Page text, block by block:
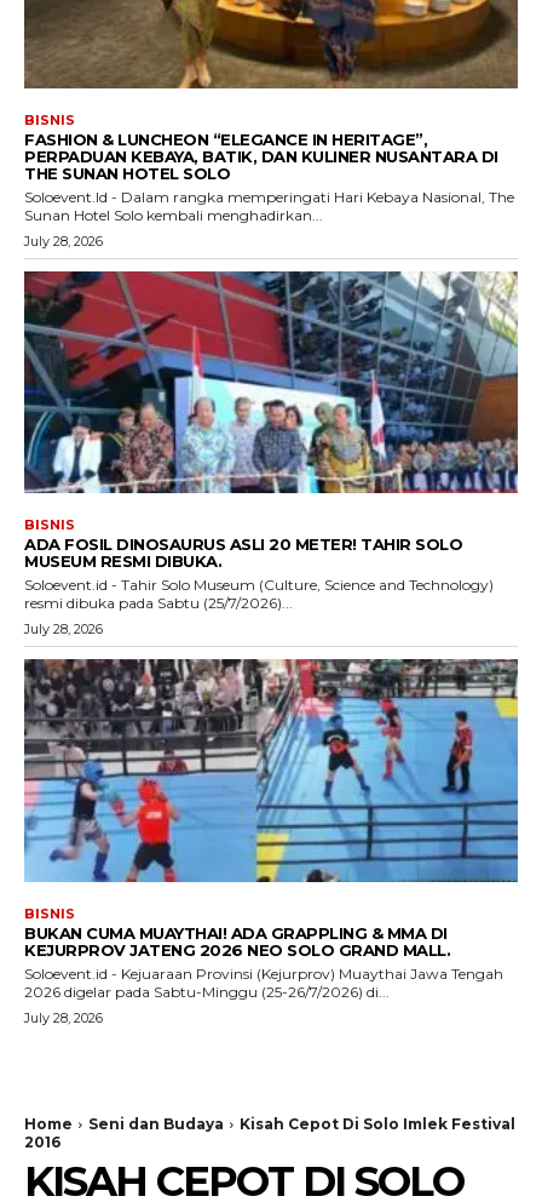
BISNIS
FASHION & LUNCHEON “ELEGANCE IN HERITAGE”,
PERPADUAN KEBAYA, BATIK, DAN KULINER NUSANTARA DI
THE SUNAN HOTEL SOLO
Soloevent.Id - Dalam rangka memperingati Hari Kebaya Nasional, The
Sunan Hotel Solo kembali menghadirkan...
July 28, 2026
BISNIS
ADA FOSIL DINOSAURUS ASLI 20 METER! TAHIR SOLO
MUSEUM RESMI DIBUKA.
Soloevent.id - Tahir Solo Museum (Culture, Science and Technology)
resmi dibuka pada Sabtu (25/7/2026)...
July 28, 2026
BISNIS
BUKAN CUMA MUAYTHAI! ADA GRAPPLING & MMA DI
KEJURPROV JATENG 2026 NEO SOLO GRAND MALL.
Soloevent.id - Kejuaraan Provinsi (Kejurprov) Muaythai Jawa Tengah
2026 digelar pada Sabtu-Minggu (25-26/7/2026) di...
July 28, 2026